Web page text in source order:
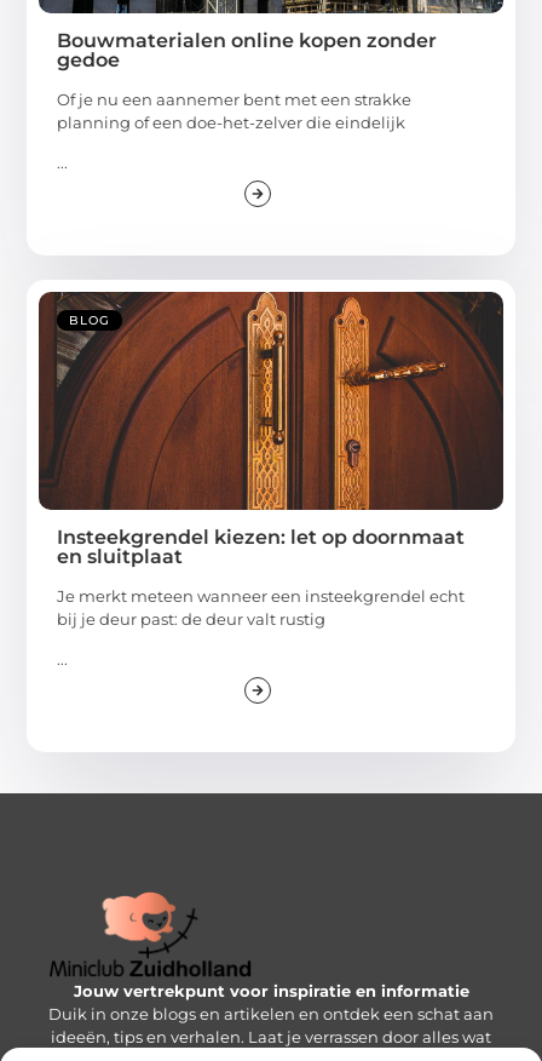
Bouwmaterialen online kopen zonder
gedoe
Of je nu een aannemer bent met een strakke
planning of een doe-het-zelver die eindelijk
...
BLOG
Insteekgrendel kiezen: let op doornmaat
en sluitplaat
Je merkt meteen wanneer een insteekgrendel echt
bij je deur past: de deur valt rustig
...
Jouw vertrekpunt voor inspiratie en informatie
Duik in onze blogs en artikelen en ontdek een schat aan
ideeën, tips en verhalen. Laat je verrassen door alles wat